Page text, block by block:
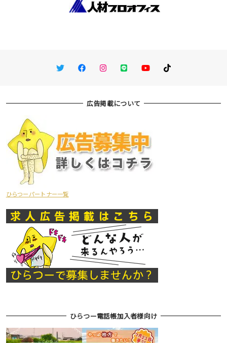
TwitterFacebookInstagram
LINE You TubeTikTok
広告掲載について
ひらつーパートナー一覧
ひらつー電話帳加入者様向け